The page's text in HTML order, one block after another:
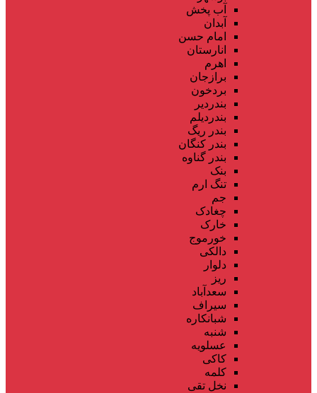
آب پخش
آبدان
امام حسن
انارستان
اهرم
برازجان
بردخون
بندردیر
بندردیلم
بندر ریگ
بندر کنگان
بندر گناوه
بنک
تنگ ارم
جم
چغادک
خارک
خورموج
دالکی
دلوار
ریز
سعدآباد
سیراف
شبانکاره
شنبه
عسلویه
کاکی
کلمه
نخل تقی